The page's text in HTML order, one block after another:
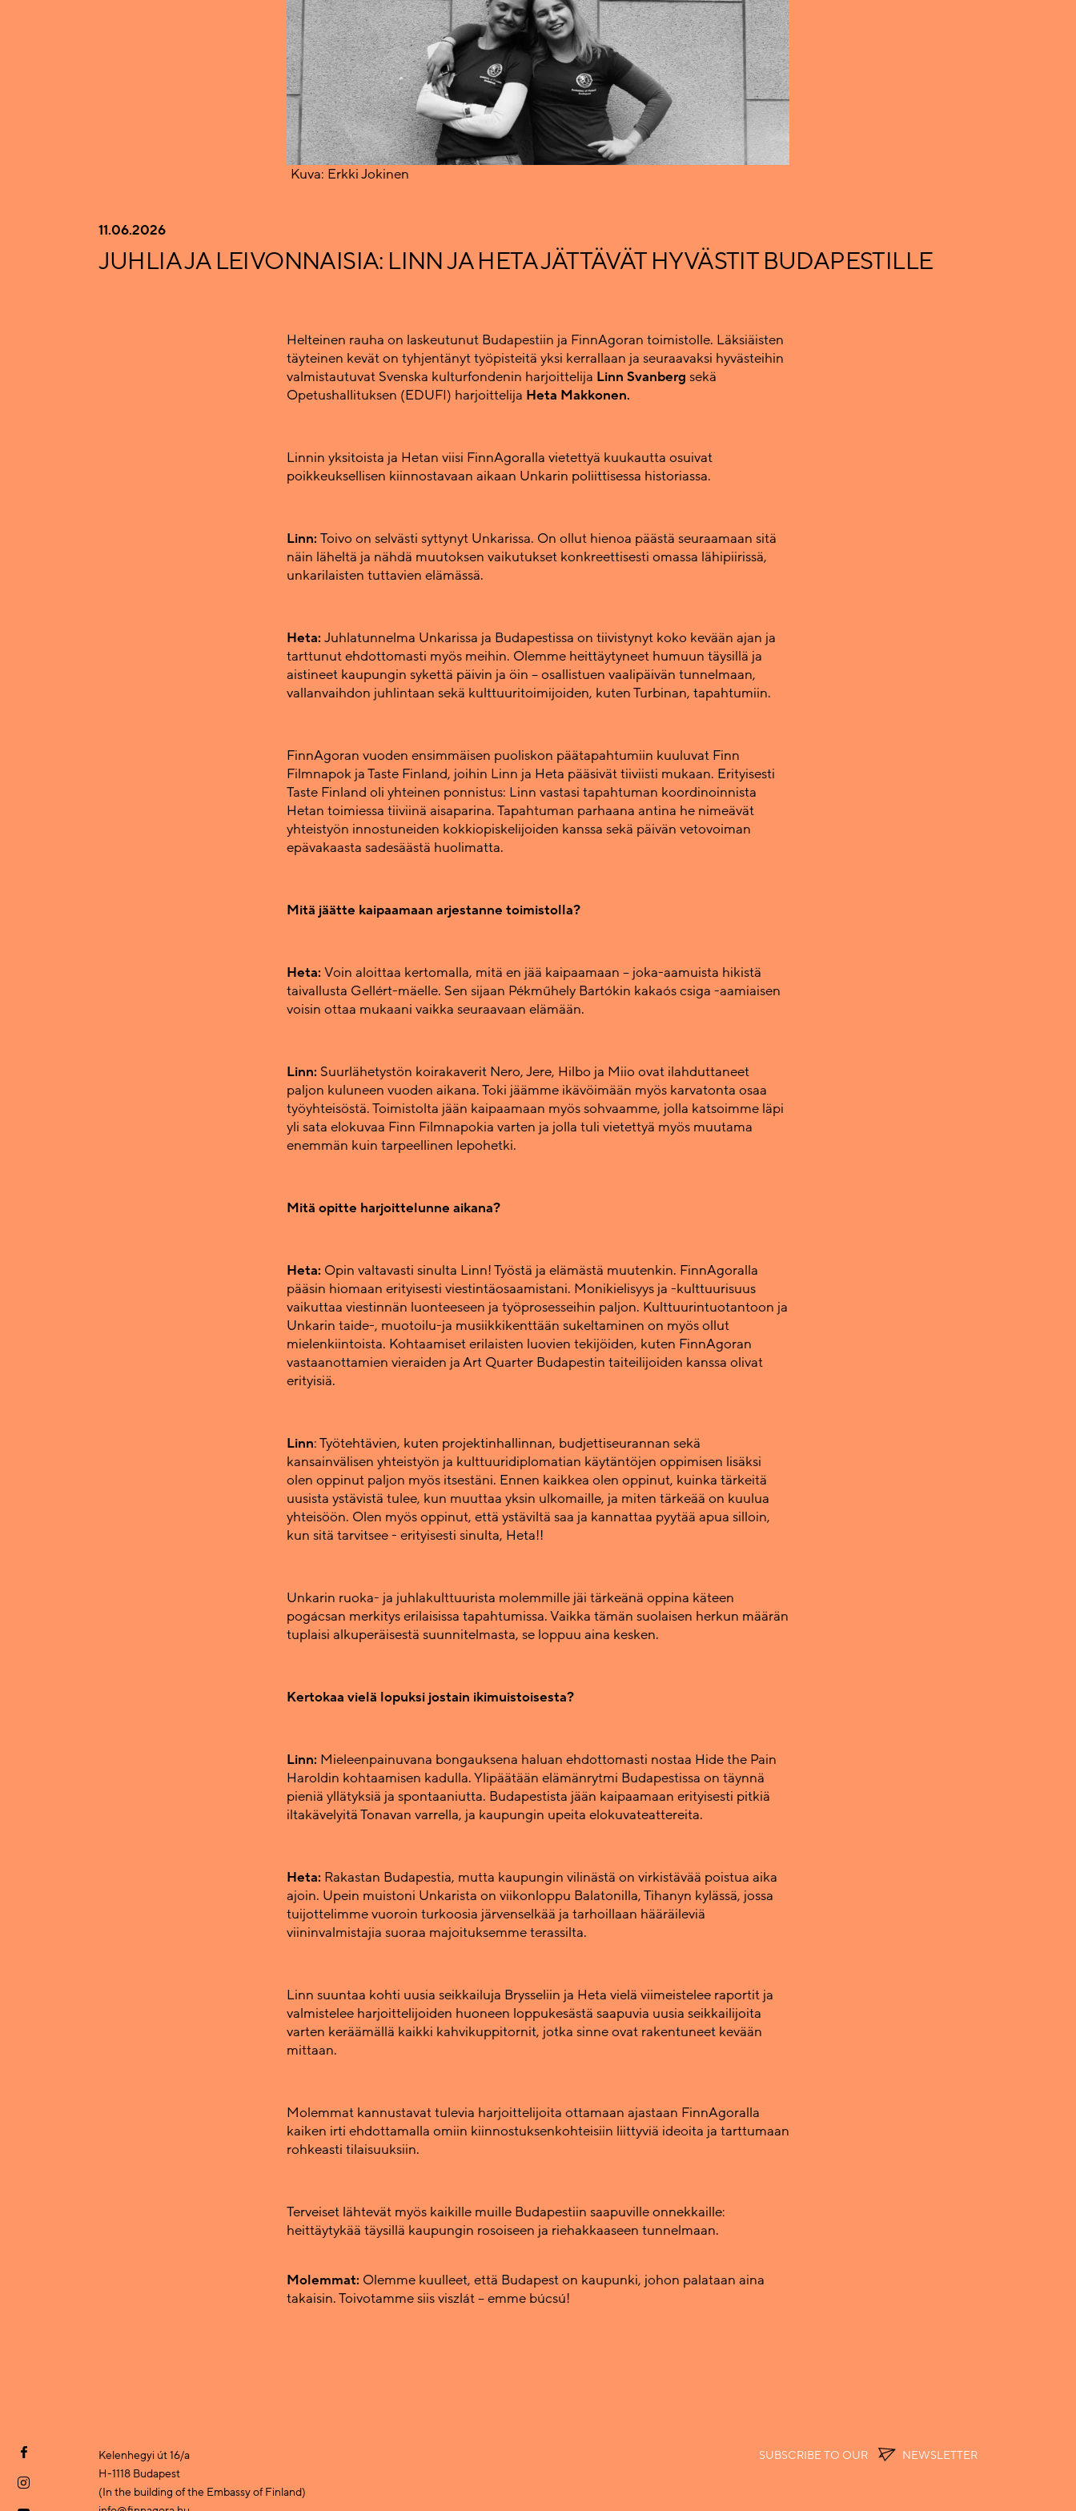
Kuva: Erkki Jokinen
11.06.2026
JUHLIA JA LEIVONNAISIA: LINN JA HETA JÄTTÄVÄT HYVÄSTIT BUDAPESTILLE
Helteinen rauha on laskeutunut Budapestiin ja FinnAgoran toimistolle. Läksiäisten
täyteinen kevät on tyhjentänyt työpisteitä yksi kerrallaan ja seuraavaksi hyvästeihin
valmistautuvat Svenska kulturfondenin harjoittelija Linn Svanberg sekä
Opetushallituksen (EDUFI) harjoittelija Heta Makkonen.
Linnin yksitoista ja Hetan viisi FinnAgoralla vietettyä kuukautta osuivat
poikkeuksellisen kiinnostavaan aikaan Unkarin poliittisessa historiassa.
Linn: Toivo on selvästi syttynyt Unkarissa. On ollut hienoa päästä seuraamaan sitä
näin läheltä ja nähdä muutoksen vaikutukset konkreettisesti omassa lähipiirissä,
unkarilaisten tuttavien elämässä.
Heta: Juhlatunnelma Unkarissa ja Budapestissa on tiivistynyt koko kevään ajan ja
tarttunut ehdottomasti myös meihin. Olemme heittäytyneet humuun täysillä ja
aistineet kaupungin sykettä päivin ja öin – osallistuen vaalipäivän tunnelmaan,
vallanvaihdon juhlintaan sekä kulttuuritoimijoiden, kuten Turbinan, tapahtumiin.
FinnAgoran vuoden ensimmäisen puoliskon päätapahtumiin kuuluvat Finn
Filmnapok ja Taste Finland, joihin Linn ja Heta pääsivät tiiviisti mukaan. Erityisesti
Taste Finland oli yhteinen ponnistus: Linn vastasi tapahtuman koordinoinnista
Hetan toimiessa tiiviinä aisaparina. Tapahtuman parhaana antina he nimeävät
yhteistyön innostuneiden kokkiopiskelijoiden kanssa sekä päivän vetovoiman
epävakaasta sadesäästä huolimatta.
Mitä jäätte kaipaamaan arjestanne toimistolla?
Heta: Voin aloittaa kertomalla, mitä en jää kaipaamaan – joka-aamuista hikistä
taivallusta Gellért-mäelle. Sen sijaan Pékműhely Bartókin kakaós csiga -aamiaisen
voisin ottaa mukaani vaikka seuraavaan elämään.
Linn: Suurlähetystön koirakaverit Nero, Jere, Hilbo ja Miio ovat ilahduttaneet
paljon kuluneen vuoden aikana. Toki jäämme ikävöimään myös karvatonta osaa
työyhteisöstä. Toimistolta jään kaipaamaan myös sohvaamme, jolla katsoimme läpi
yli sata elokuvaa Finn Filmnapokia varten ja jolla tuli vietettyä myös muutama
enemmän kuin tarpeellinen lepohetki.
Mitä opitte harjoittelunne aikana?
Heta: Opin valtavasti sinulta Linn! Työstä ja elämästä muutenkin. FinnAgoralla
pääsin hiomaan erityisesti viestintäosaamistani. Monikielisyys ja -kulttuurisuus
vaikuttaa viestinnän luonteeseen ja työprosesseihin paljon. Kulttuurintuotantoon ja
Unkarin taide-, muotoilu-ja musiikkikenttään sukeltaminen on myös ollut
mielenkiintoista. Kohtaamiset erilaisten luovien tekijöiden, kuten FinnAgoran
vastaanottamien vieraiden ja Art Quarter Budapestin taiteilijoiden kanssa olivat
erityisiä.
Linn: Työtehtävien, kuten projektinhallinnan, budjettiseurannan sekä
kansainvälisen yhteistyön ja kulttuuridiplomatian käytäntöjen oppimisen lisäksi
olen oppinut paljon myös itsestäni. Ennen kaikkea olen oppinut, kuinka tärkeitä
uusista ystävistä tulee, kun muuttaa yksin ulkomaille, ja miten tärkeää on kuulua
yhteisöön. Olen myös oppinut, että ystäviltä saa ja kannattaa pyytää apua silloin,
kun sitä tarvitsee - erityisesti sinulta, Heta!!
Unkarin ruoka- ja juhlakulttuurista molemmille jäi tärkeänä oppina käteen
pogácsan merkitys erilaisissa tapahtumissa. Vaikka tämän suolaisen herkun määrän
tuplaisi alkuperäisestä suunnitelmasta, se loppuu aina kesken.
Kertokaa vielä lopuksi jostain ikimuistoisesta?
Linn: Mieleenpainuvana bongauksena haluan ehdottomasti nostaa Hide the Pain
Haroldin kohtaamisen kadulla. Ylipäätään elämänrytmi Budapestissa on täynnä
pieniä yllätyksiä ja spontaaniutta. Budapestista jään kaipaamaan erityisesti pitkiä
iltakävelyitä Tonavan varrella, ja kaupungin upeita elokuvateattereita.
Heta: Rakastan Budapestia, mutta kaupungin vilinästä on virkistävää poistua aika
ajoin. Upein muistoni Unkarista on viikonloppu Balatonilla, Tihanyn kylässä, jossa
tuijottelimme vuoroin turkoosia järvenselkää ja tarhoillaan hääräileviä
viininvalmistajia suoraa majoituksemme terassilta.
Linn suuntaa kohti uusia seikkailuja Brysseliin ja Heta vielä viimeistelee raportit ja
valmistelee harjoittelijoiden huoneen loppukesästä saapuvia uusia seikkailijoita
varten keräämällä kaikki kahvikuppitornit, jotka sinne ovat rakentuneet kevään
mittaan.
Molemmat kannustavat tulevia harjoittelijoita ottamaan ajastaan FinnAgoralla
kaiken irti ehdottamalla omiin kiinnostuksenkohteisiin liittyviä ideoita ja tarttumaan
rohkeasti tilaisuuksiin.
Terveiset lähtevät myös kaikille muille Budapestiin saapuville onnekkaille:
heittäytykää täysillä kaupungin rosoiseen ja riehakkaaseen tunnelmaan.
Molemmat: Olemme kuulleet, että Budapest on kaupunki, johon palataan aina
takaisin. Toivotamme siis viszlát – emme búcsú!
Kelenhegyi út 16/a
H-1118 Budapest
(In the building of the Embassy of Finland)
SUBSCRIBE TO OUR NEWSLETTER